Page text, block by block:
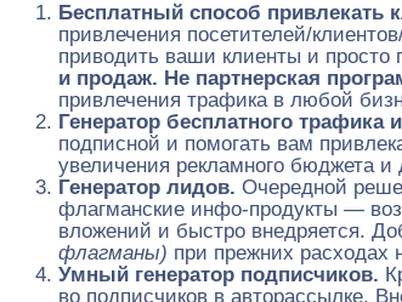
Бесплатный способ привлекать
привлечения посетителей/
приводить ваши клиенты и просто
и продаж. Не партнерская
привлечения трафика в любой
Генератор бесплатного трафика
подписной и помогать вам
увеличения рекламного бюджета
Генератор лидов. Очередной
флагманские инфо-продукты —
вложений и быстро внедряется.
флагманы) при прежних расходах
Умный генератор подписчиков.
во подписчиков в авторассылке.